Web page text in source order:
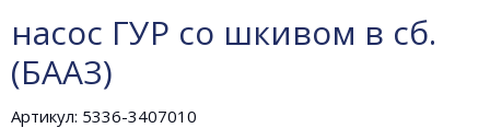
насос ГУР со шкивом в сб.
(БААЗ)
Артикул: 5336-3407010